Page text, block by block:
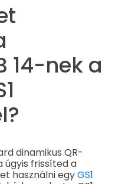
14-nek a
dinamikus QR-
úgyis frissíted a
használni egyGS1